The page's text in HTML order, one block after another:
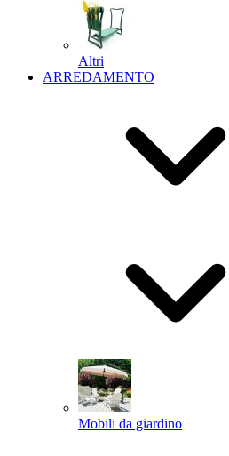
Altri
ARREDAMENTO
Mobili da giardino